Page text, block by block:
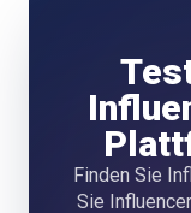
Finden Sie
Sie